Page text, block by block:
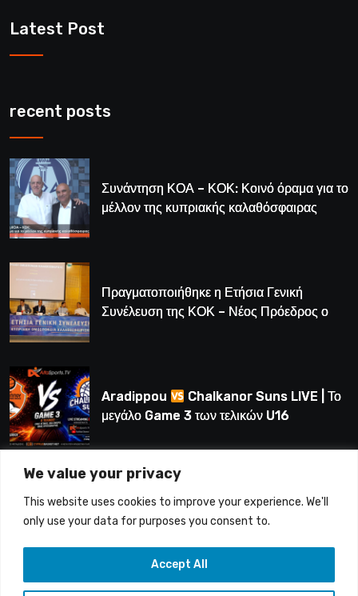
We value your privacy
This website uses cookies to improve your experience. We'll
only use your data for purposes you consent to.
Accept All
Latest Post
recent posts
Συνάντηση ΚΟΑ – ΚΟΚ: Κοινό όραμα για το
μέλλον της κυπριακής καλαθόσφαιρας
Πραγματοποιήθηκε η Ετήσια Γενική
Συνέλευση της ΚΟΚ – Νέος Πρόεδρος ο
Aradippou
Chalkanor Suns LIVE | Το
μεγάλο Game 3 των τελικών U16
LIVE | Ύδρα Ασφαλιστική ΕΝΑΔ vs
Άτλαντας Πάφου